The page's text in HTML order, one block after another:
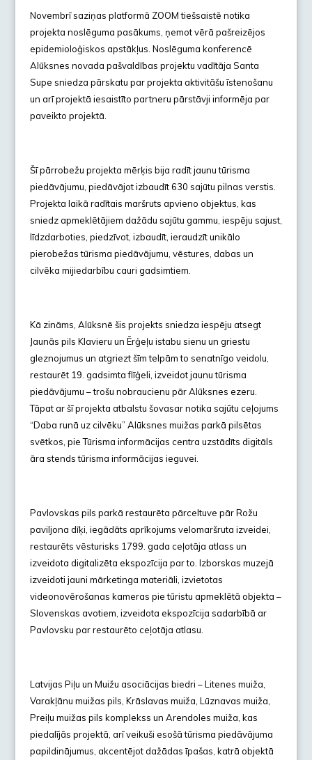
Novembrī saziņas platformā ZOOM tiešsaistē notika
projekta noslēguma pasākums, ņemot vērā pašreizējos
epidemioloģiskos apstākļus. Noslēguma konferencē
Alūksnes novada pašvaldības projektu vadītāja Santa
Supe sniedza pārskatu par projekta aktivitāšu īstenošanu
un arī projektā iesaistīto partneru pārstāvji informēja par
paveikto projektā.
Šī pārrobežu projekta mērķis bija radīt jaunu tūrisma
piedāvājumu, piedāvājot izbaudīt 630 sajūtu pilnas verstis.
Projekta laikā radītais maršruts apvieno objektus, kas
sniedz apmeklētājiem dažādu sajūtu gammu, iespēju sajust,
līdzdarboties, piedzīvot, izbaudīt, ieraudzīt unikālo
pierobežas tūrisma piedāvājumu, vēstures, dabas un
cilvēka mijiedarbību cauri gadsimtiem.
Kā zināms, Alūksnē šis projekts sniedza iespēju atsegt
Jaunās pils Klavieru un Ērģeļu istabu sienu un griestu
gleznojumus un atgriezt šīm telpām to senatnīgo veidolu,
restaurēt 19. gadsimta flīģeli, izveidot jaunu tūrisma
piedāvājumu – trošu nobraucienu pār Alūksnes ezeru.
Tāpat ar šī projekta atbalstu šovasar notika sajūtu ceļojums
“Daba runā uz cilvēku” Alūksnes muižas parkā pilsētas
svētkos, pie Tūrisma informācijas centra uzstādīts digitāls
āra stends tūrisma informācijas ieguvei.
Pavlovskas pils parkā restaurēta pārceltuve pār Rožu
paviljona dīķi, iegādāts aprīkojums velomaršruta izveidei,
restaurēts vēsturisks 1799. gada ceļotāja atlass un
izveidota digitalizēta ekspozīcija par to. Izborskas muzejā
izveidoti jauni mārketinga materiāli, izvietotas
videonovērošanas kameras pie tūristu apmeklētā objekta –
Slovenskas avotiem, izveidota ekspozīcija sadarbībā ar
Pavlovsku par restaurēto ceļotāja atlasu.
Latvijas Piļu un Muižu asociācijas biedri – Litenes muiža,
Varakļānu muižas pils, Krāslavas muiža, Lūznavas muiža,
Preiļu muižas pils komplekss un Arendoles muiža, kas
piedalījās projektā, arī veikuši esošā tūrisma piedāvājuma
papildinājumus, akcentējot dažādas īpašas, katrā objektā